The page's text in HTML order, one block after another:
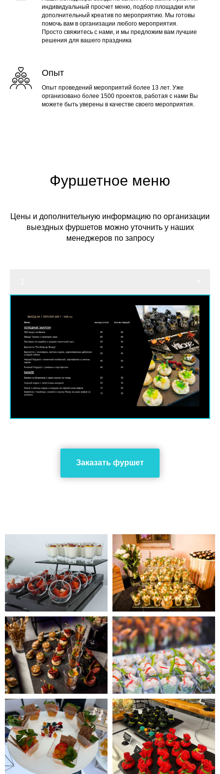
индивидуальный просчет меню, подбор площадки или
дополнительный креатив по мероприятию. Мы готовы
помочь вам в организации любого мероприятия.
Просто свяжитесь с нами, и мы предложим вам лучшие
решения для вашего праздника
Опыт
Опыт проведений мероприятий более 13 лет. Уже
организовано более 1500 проектов, работая с нами Вы
можете быть уверены в качестве своего мероприятия.
Фуршетное меню
Цены и дополнительную информацию по организации
выездных фуршетов можно уточнить у наших
менеджеров по запросу
Заказать фуршет